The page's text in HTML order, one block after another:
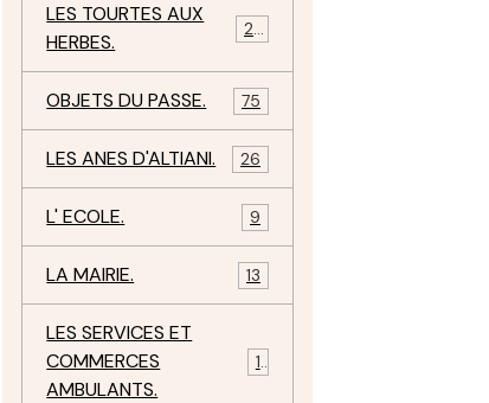
LES TOURTES AUX
HERBES.
29
OBJETS DU PASSE. 75
LES ANES D'ALTIANI. 26
L' ECOLE. 9
LA MAIRIE. 13
LES SERVICES ET
COMMERCES
AMBULANTS.
11